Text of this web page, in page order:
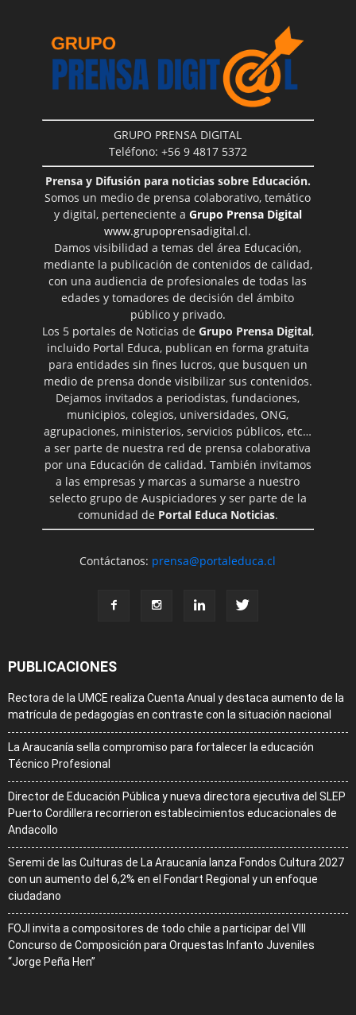
GRUPO PRENSA DIGITAL
Teléfono: +56 9 4817 5372
Prensa y Difusión para noticias sobre Educación.
Somos un medio de prensa colaborativo, temático
y digital, perteneciente a Grupo Prensa Digital
www.grupoprensadigital.cl.
Damos visibilidad a temas del área Educación,
mediante la publicación de contenidos de calidad,
con una audiencia de profesionales de todas las
edades y tomadores de decisión del ámbito
público y privado.
Los 5 portales de Noticias de Grupo Prensa Digital,
incluido Portal Educa, publican en forma gratuita
para entidades sin fines lucros, que busquen un
medio de prensa donde visibilizar sus contenidos.
Dejamos invitados a periodistas, fundaciones,
municipios, colegios, universidades, ONG,
agrupaciones, ministerios, servicios públicos, etc…
a ser parte de nuestra red de prensa colaborativa
por una Educación de calidad. También invitamos
a las empresas y marcas a sumarse a nuestro
selecto grupo de Auspiciadores y ser parte de la
comunidad de Portal Educa Noticias.
Contáctanos: prensa@portaleduca.cl
PUBLICACIONES
Rectora de la UMCE realiza Cuenta Anual y destaca aumento de la
matrícula de pedagogías en contraste con la situación nacional
La Araucanía sella compromiso para fortalecer la educación
Técnico Profesional
Director de Educación Pública y nueva directora ejecutiva del SLEP
Puerto Cordillera recorrieron establecimientos educacionales de
Andacollo
Seremi de las Culturas de La Araucanía lanza Fondos Cultura 2027
con un aumento del 6,2% en el Fondart Regional y un enfoque
ciudadano
FOJI invita a compositores de todo chile a participar del VIII
Concurso de Composición para Orquestas Infanto Juveniles
“Jorge Peña Hen”